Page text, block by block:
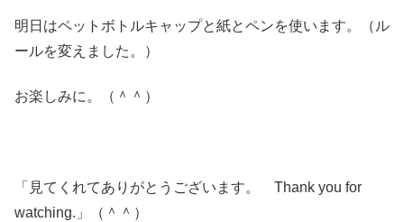
明日はペットボトルキャップと紙とペンを使います。（ル
ールを変えました。）
お楽しみに。（＾＾）
「見てくれてありがとうございます。 Thank you for
watching.」（＾＾）